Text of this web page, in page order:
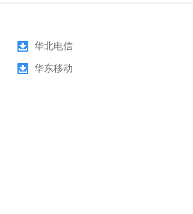
华北电信
华东移动